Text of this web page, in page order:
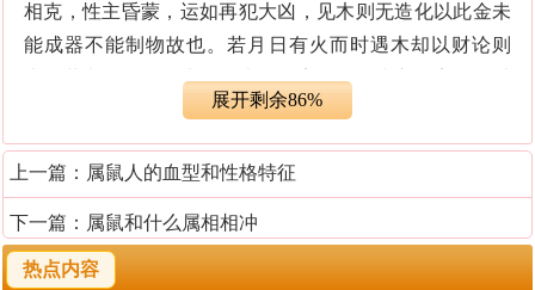
相克，性主昏蒙，运如再犯大凶，见木则无造化以此金未
能成器不能制物故也。若月日有火而时遇木却以财论则
吉。井涧溪天河等水，无火俱不宜见。海水亦不宜，然以
妙选论之，则为贵格。据理甲子见癸亥，逢生趋乾，何不
可有。路傍屋壁城头大驿诸土，在日时柱中，天元支辰纳
音俱无火制主贱，中年夭。佘见亦未然。以庚午辛未，戊
寅己卯二土造化有情故也。如甲子见庚午，坎离相济，见
辛未官星带贵。乙丑见庚午官贵互换。甲子见戊寅绝地逢
生，见己卯天干合化。乙丑见戊寅亦绝地逢生，见己卯则
展开剩余86%
上一篇： 属鼠人的血型和性格特征
下一篇： 属鼠和什么属相相冲
热点内容